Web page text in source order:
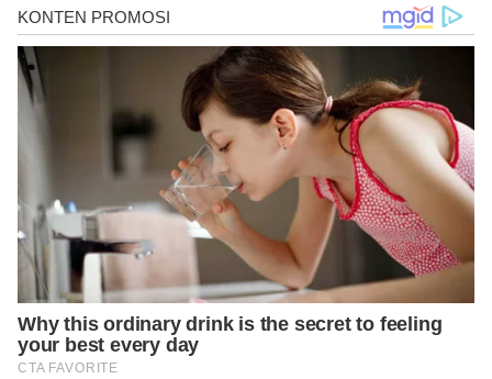
https://www.ncbi.nlm.nih.gov/pmc/articles/PMC4333972/
https://www.healthline.com/nutrition/macadamia-
nuts#TOC_TITLE_HDR_9
https://www.medicalnewstoday.com/articles/324233#summary
https://www.verywellfit.com/macadamia-nut-nutrition-facts-
calories-and-health-benefits-4114338